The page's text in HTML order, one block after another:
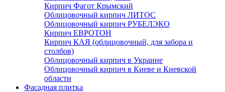
Кирпич Фагот Крымский
Облицовочный кирпич ЛИТОС
Облицовочный кирпич РУБЕЛЭКО
Кирпич ЕВРОТОН
Кирпич КАЯ (облицовочный, для забора и
столбов)
Облицовочный кирпич в Украине
Облицовочный кирпич в Киеве и Киевской
области
Фасадная плитка